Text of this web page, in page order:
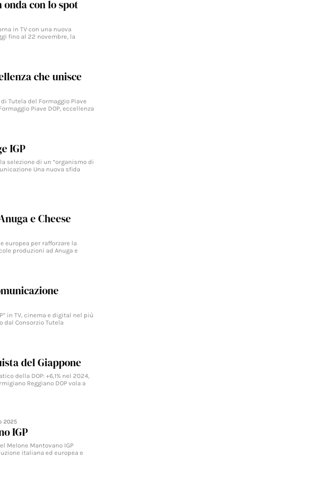
onda con lo spot
in TV con una nuova
fino al 22 novembre, la
che unisce
Tutela del Formaggio Piave
Piave DOP, eccellenza
IGP
selezione di un “organismo di
Una nuova sfida
e Cheese
europea per rafforzare la
produzioni ad Anuga e
in TV, cinema e digital nel più
dal Consorzio Tutela
del Giappone
della DOP: +6,1% nel 2024,
Reggiano DOP vola a
2025
IGP
Melone Mantovano IGP
italiana ed europea e